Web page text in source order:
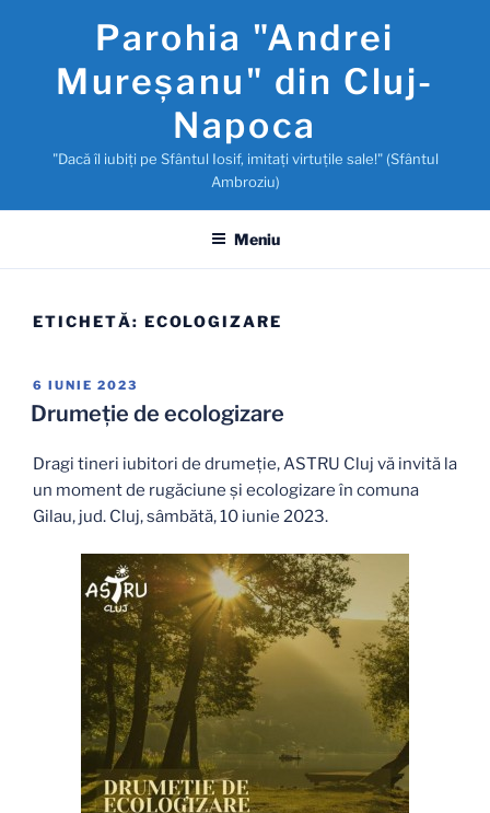
conținut
Parohia "Andrei
Mureşanu" din Cluj-
Napoca
"Dacă îl iubiţi pe Sfântul Iosif, imitaţi virtuţile sale!" (Sfântul
Ambroziu)
Meniu
ETICHETĂ: ECOLOGIZARE
PUBLICAT
PE
6 IUNIE 2023
Drumeţie de ecologizare
Dragi tineri iubitori de drumeție, ASTRU Cluj vă invită la
un moment de rugăciune și ecologizare în comuna
Gilau, jud. Cluj, sâmbătă, 10 iunie 2023.